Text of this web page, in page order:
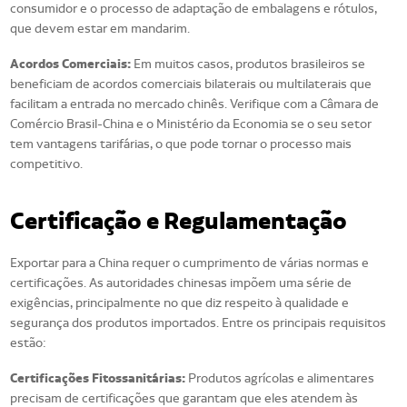
consumidor e o processo de adaptação de embalagens e rótulos,
que devem estar em mandarim.
Acordos Comerciais: Em muitos casos, produtos brasileiros se
beneficiam de acordos comerciais bilaterais ou multilaterais que
facilitam a entrada no mercado chinês. Verifique com a Câmara de
Comércio Brasil-China e o Ministério da Economia se o seu setor
tem vantagens tarifárias, o que pode tornar o processo mais
competitivo.
Certificação e Regulamentação
Exportar para a China requer o cumprimento de várias normas e
certificações. As autoridades chinesas impõem uma série de
exigências, principalmente no que diz respeito à qualidade e
segurança dos produtos importados. Entre os principais requisitos
estão:
Certificações Fitossanitárias: Produtos agrícolas e alimentares
precisam de certificações que garantam que eles atendem às